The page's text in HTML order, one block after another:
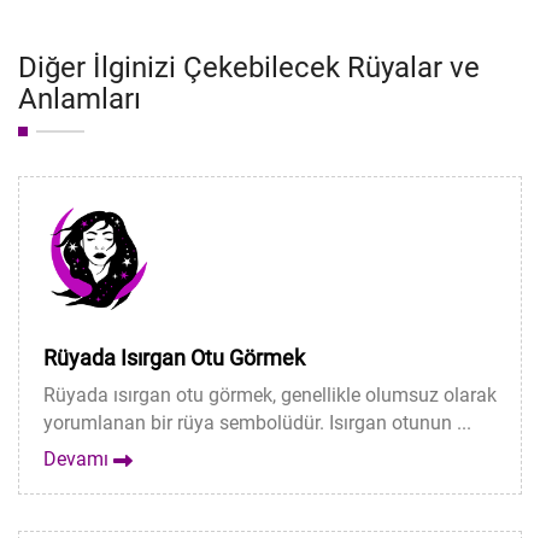
Diğer İlginizi Çekebilecek Rüyalar ve
Anlamları
Rüyada Isırgan Otu Görmek
Rüyada ısırgan otu görmek, genellikle olumsuz olarak
yorumlanan bir rüya sembolüdür. Isırgan otunun ...
Devamı